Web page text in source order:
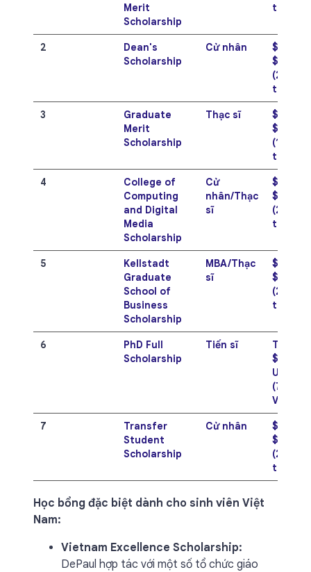
Merit
Scholarship
triệu
2
Dean's
Scholarship
Cử nhân
(260 -
triệu
3
Graduate
Merit
Scholarship
Thạc sĩ
$5,000
(130 -
triệu
4
College of
Computing
and Digital
Media
Scholarship
Cử
nhân/Thạc
sĩ
$8,000
(208 -
triệu
5
Kellstadt
Graduate
School of
Business
Scholarship
MBA/Thạc
sĩ
(260 -
triệu
6
PhD Full
Scholarship
Tiến sĩ
Toàn
USD/
(780
VNĐ)
7
Transfer
Student
Scholarship
Cử nhân
$8,000
(208 -
triệu
Học bổng đặc biệt dành cho sinh viên Việt
Nam:
Vietnam Excellence Scholarship:
DePaul hợp tác với một số tổ chức giáo